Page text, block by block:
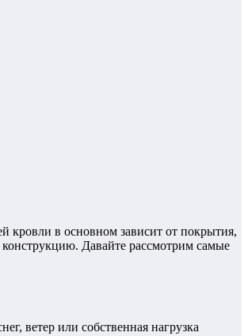
кровли в основном зависит от покрытия,
Давайте рассмотрим самые
ветер или собственная нагрузка